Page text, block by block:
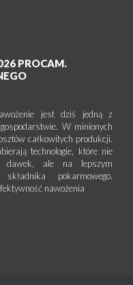
PROCAM.
jest dziś jedną z
W minionych
całkowitych produkcji.
technologie, które nie
dawek, ale na lepszym
pokarmowego.
nawożenia